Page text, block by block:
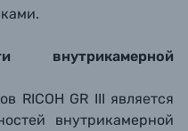
внутрикамерной
RICOH GR III является
внутрикамерной